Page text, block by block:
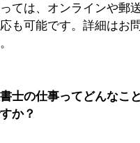
ては、オンラインや郵
も可能です。詳細はお
士の仕事ってどんなこ
か？